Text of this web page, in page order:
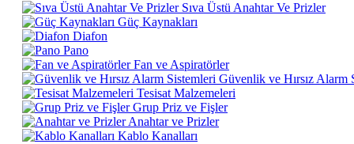
Sıva Üstü Anahtar Ve Prizler
Güç Kaynakları
Diafon
Pano
Fan ve Aspiratörler
Güvenlik ve Hırsız Alarm
Tesisat Malzemeleri
Grup Priz ve Fişler
Anahtar ve Prizler
Kablo Kanalları